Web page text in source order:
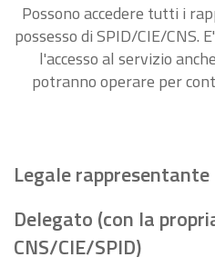
Possono accedere tutti i
possesso di SPID/CIE/CNS.
l'accesso al servizio
potranno operare per
Legale rappresentante
Delegato (con la
CNS/CIE/SPID)